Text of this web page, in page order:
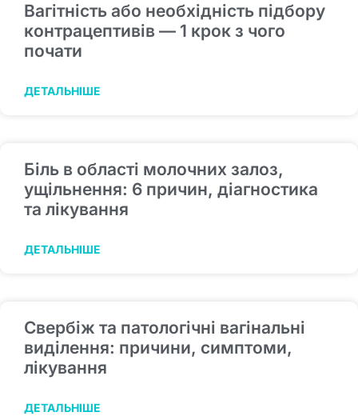
Вагітність або необхідність підбору
контрацептивів — 1 крок з чого
почати
ДЕТАЛЬНІШЕ
Біль в області молочних залоз,
ущільнення: 6 причин, діагностика
та лікування
ДЕТАЛЬНІШЕ
Свербіж та патологічні вагінальні
виділення: причини, симптоми,
лікування
ДЕТАЛЬНІШЕ